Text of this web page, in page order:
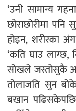
‘उनी सामान्य
छोराछोरीमा पनि
होइन, शरीरका
‘कति घाउ लाग्छ,
सोखले जस्तोसुकै
तोलाजति सुन
बखान